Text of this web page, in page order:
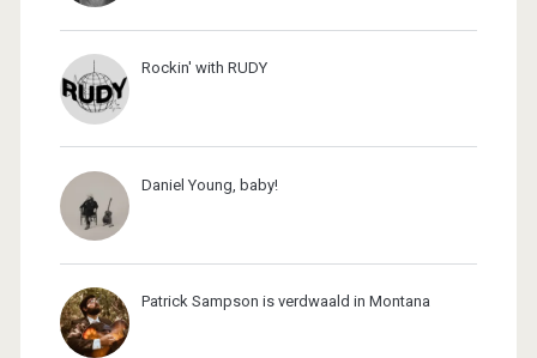
Rockin' with RUDY
Daniel Young, baby!
Patrick Sampson is verdwaald in Montana